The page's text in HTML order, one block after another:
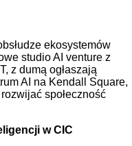
ekosystemów
studio AI venture z
z dumą ogłaszają
AI na Kendall Square,
społeczność
w CIC